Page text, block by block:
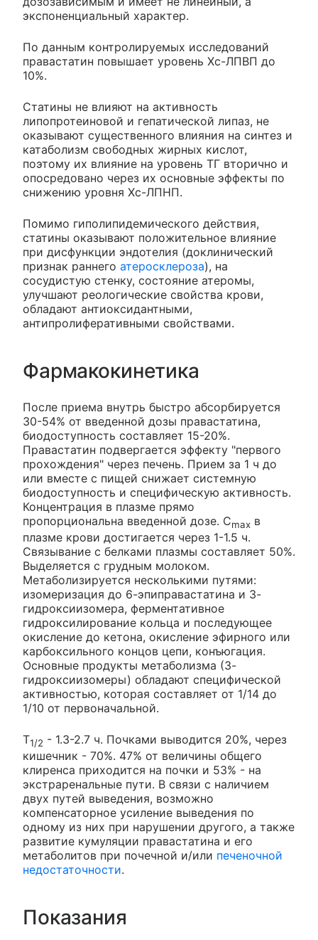
экспоненциальный характер.
По данным контролируемых исследований
правастатин повышает уровень Хс-ЛПВП до
10%.
Статины не влияют на активность
липопротеиновой и гепатической липаз, не
оказывают существенного влияния на синтез и
катаболизм свободных жирных кислот,
поэтому их влияние на уровень ТГ вторично и
опосредовано через их основные эффекты по
снижению уровня Хс-ЛПНП.
Помимо гиполипидемического действия,
статины оказывают положительное влияние
при дисфункции эндотелия (доклинический
признак раннего атеросклероза), на
сосудистую стенку, состояние атеромы,
улучшают реологические свойства крови,
обладают антиоксидантными,
антипролиферативными свойствами.
Фармакокинетика
После приема внутрь быстро абсорбируется
30-54% от введенной дозы правастатина,
биодоступность составляет 15-20%.
Правастатин подвергается эффекту "первого
прохождения" через печень. Прием за 1 ч до
или вместе с пищей снижает системную
биодоступность и специфическую активность.
Концентрация в плазме прямо
пропорциональна введенной дозе. Cmax в
плазме крови достигается через 1-1.5 ч.
Связывание с белками плазмы составляет 50%.
Выделяется с грудным молоком.
Метаболизируется несколькими путями:
изомеризация до 6-эпиправастатина и 3-
гидроксиизомера, ферментативное
гидроксилирование кольца и последующее
окисление до кетона, окисление эфирного или
карбоксильного концов цепи, конъюгация.
Основные продукты метаболизма (3-
гидроксиизомеры) обладают специфической
активностью, которая составляет от 1/14 до
1/10 от первоначальной.
T1/2 - 1.3-2.7 ч. Почками выводится 20%, через
кишечник - 70%. 47% от величины общего
клиренса приходится на почки и 53% - на
экстраренальные пути. В связи с наличием
двух путей выведения, возможно
компенсаторное усиление выведения по
одному из них при нарушении другого, а также
развитие кумуляции правастатина и его
метаболитов при почечной и/или печеночной
недостаточности.
Показания